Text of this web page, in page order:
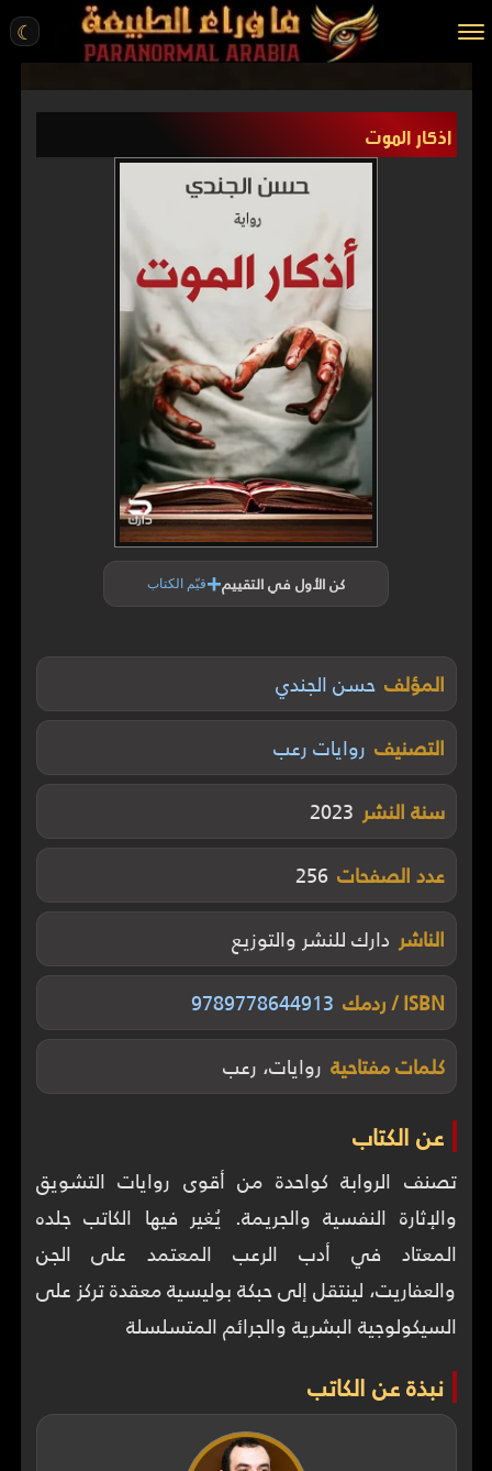
☾
الرئيسية
مقالات
اذكار الموت
كن الأول في التقييم+قيّم الكتاب
المؤلف حسن الجندي
التصنيف روايات رعب
سنة النشر 2023
عدد الصفحات 256
الناشر دارك للنشر والتوزيع
ISBN / ردمك
9789778644913
كلمات مفتاحية روايات، رعب
عن الكتاب
تصنف الروابة كواحدة من أقوى روايات التشويق
والإثارة النفسية والجريمة. يُغير فيها الكاتب جلده
المعتاد في أدب الرعب المعتمد على الجن
والعفاريت، لينتقل إلى حبكة بوليسية معقدة تركز على
السيكولوجية البشرية والجرائم المتسلسلة
نبذة عن الكاتب